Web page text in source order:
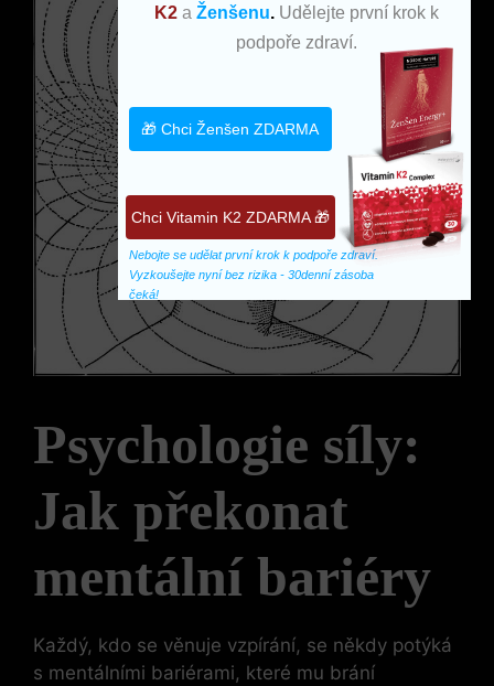
Psychologie síly:
Jak překonat‌
mentální bariéry
Každý,⁣ kdo se věnuje vzpírání, se někdy potýká
s mentálními bariérami, které mu brání
K2 aŽenšenu. Udělejte první krok k
podpoře zdraví.
Nebojte se udělat první krok k podpoře zdraví.
Vyzkoušejte nyní bez rizika - 30denní zásoba
čeká!
Chci Vitamin K2 ZDARMA 🎁
🎁 Chci Ženšen ZDARMA